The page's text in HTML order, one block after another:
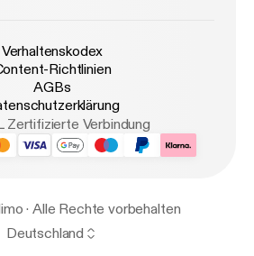
Verhaltenskodex
Richtlinien
AGBs
Zertifizierte Verbindung
· Alle Rechte vorbehalten
Deutschland